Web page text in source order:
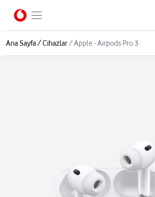
Ana Sayfa/Cihazlar/Apple - Airpods Pro 3